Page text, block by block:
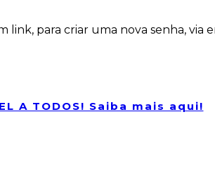
para criar uma nova senha, via
A TODOS! Saiba mais aqui!